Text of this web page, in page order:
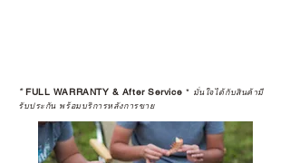
ในอุปกรณ์ที่คุณรัก มีคุณค่าอย่าง
เลือกซื้อกับ CAMP STUDIO หรือร้าน
*FULL WARRANTY & After Service * มั่นใจได้กับสินค้ามี
รับประกัน พร้อมบริการหลังการขาย